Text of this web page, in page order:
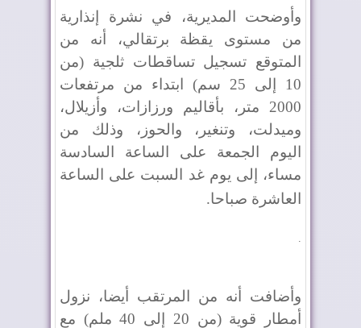
وأوضحت المديرية، في نشرة إنذارية
من مستوى يقظة برتقالي، أنه من
المتوقع تسجيل تساقطات ثلجية (من
10 إلى 25 سم) ابتداء من مرتفعات
2000 متر، بأقاليم ورزازات، وأزيلال،
وميدلت، وتنغير، والحوز، وذلك من
اليوم الجمعة على الساعة السادسة
مساء، إلى يوم غد السبت على الساعة
العاشرة صباحا.
وأضافت أنه من المرتقب أيضا، نزول
أمطار قوية (من 20 إلى 40 ملم) مع